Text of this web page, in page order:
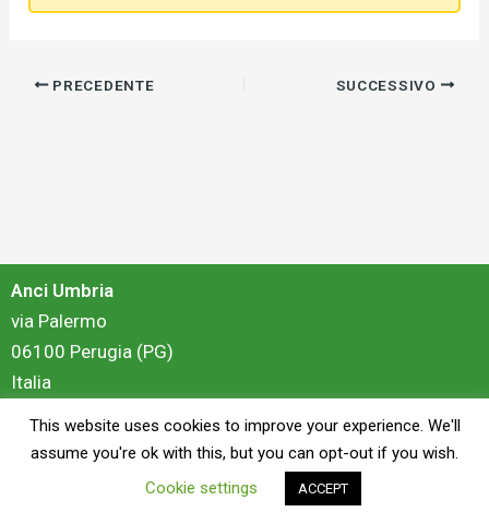
PRECEDENTE SUCCESSIVO
Anci Umbria
via Palermo
06100 Perugia (PG)
Italia
login
Copyright © 2026 Anci Umbria - Portale Formazione | Powered by
This website uses cookies to improve your experience. We'll
assume you're ok with this, but you can opt-out if you wish.
Cookie settings
ACCEPT